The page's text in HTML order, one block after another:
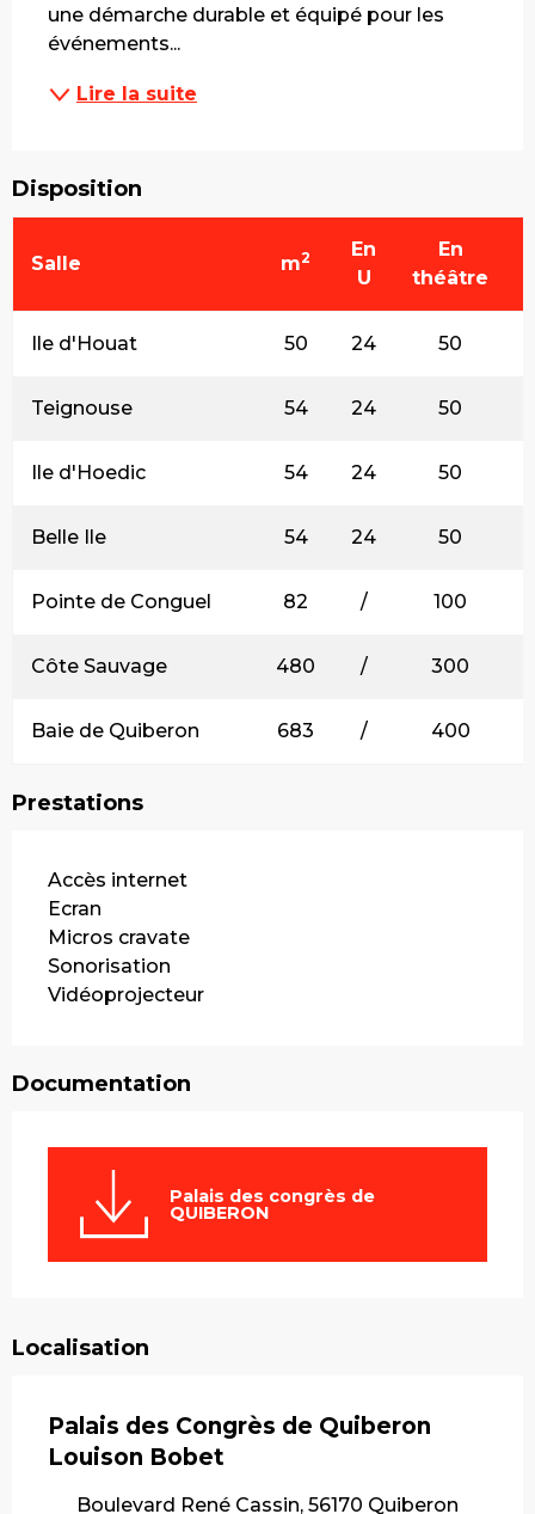
une démarche durable et équipé pour les
événements...
Lire la suite
Disposition
Salle m2
En
U
En
théâtre
Ile d'Houat 50 24 50
Teignouse 54 24 50
Ile d'Hoedic 54 24 50
Belle Ile 54 24 50
Pointe de Conguel 82 / 100
Côte Sauvage 480 / 300
Baie de Quiberon 683 / 400
Prestations
Accès internet
Ecran
Micros cravate
Sonorisation
Vidéoprojecteur
Documentation
Palais des congrès de
QUIBERON
Localisation
Palais des Congrès de Quiberon
Louison Bobet
Boulevard René Cassin, 56170 Quiberon